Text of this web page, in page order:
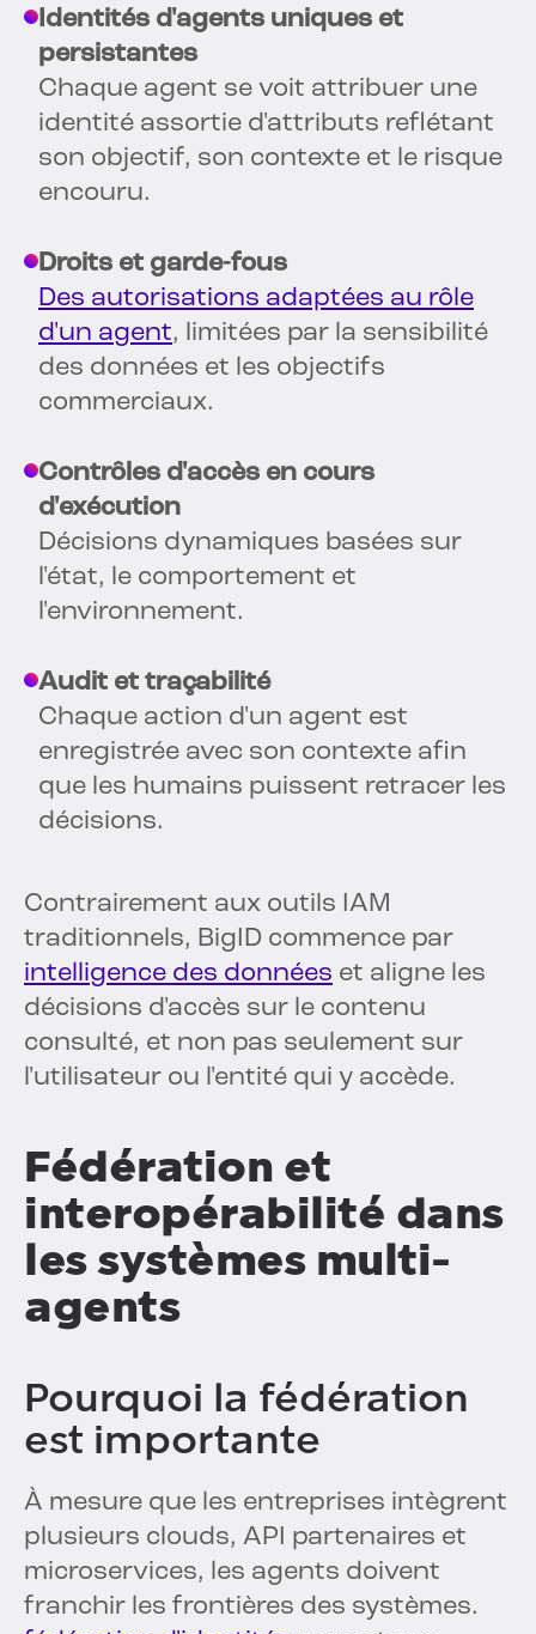
Identités d'agents uniques et
persistantes
Chaque agent se voit attribuer une
identité assortie d'attributs reflétant
son objectif, son contexte et le risque
encouru.
Droits et garde-fous
Des autorisations adaptées au rôle
d'un agent, limitées par la sensibilité
des données et les objectifs
commerciaux.
Contrôles d'accès en cours
d'exécution
Décisions dynamiques basées sur
l'état, le comportement et
l'environnement.
Audit et traçabilité
Chaque action d'un agent est
enregistrée avec son contexte afin
que les humains puissent retracer les
décisions.
Contrairement aux outils IAM
traditionnels, BigID commence par
intelligence des données et aligne les
décisions d'accès sur le contenu
consulté, et non pas seulement sur
l'utilisateur ou l'entité qui y accède.
Fédération et
interopérabilité dans
les systèmes multi-
agents
Pourquoi la fédération
est importante
À mesure que les entreprises intègrent
plusieurs clouds, API partenaires et
microservices, les agents doivent
franchir les frontières des systèmes.